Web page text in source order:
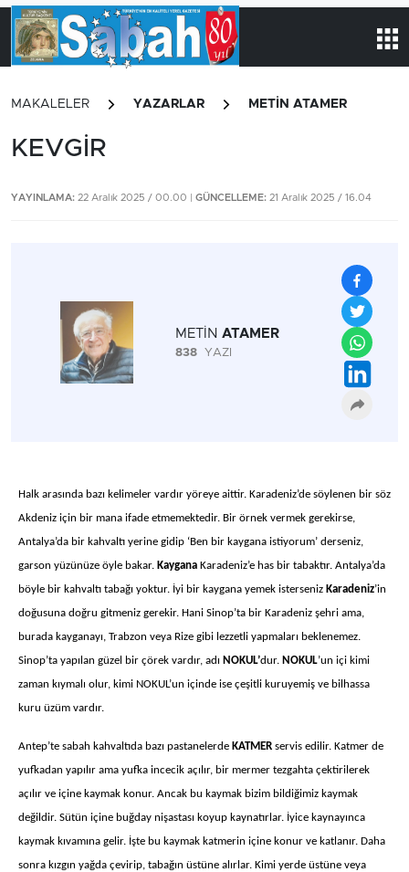
MAKALELER YAZARLAR METİN ATAMER
KEVGİR
YAYINLAMA: 22 Aralık 2025 / 00.00 | GÜNCELLEME: 21 Aralık 2025 / 16.04
METİN ATAMER
838 YAZI
Halk arasında bazı kelimeler vardır yöreye aittir. Karadeniz’de söylenen bir söz
Akdeniz için bir mana ifade etmemektedir. Bir örnek vermek gerekirse,
Antalya’da bir kahvaltı yerine gidip ‘Ben bir kaygana istiyorum’ derseniz,
garson yüzünüze öyle bakar. Kaygana Karadeniz’e has bir tabaktır. Antalya’da
böyle bir kahvaltı tabağı yoktur. İyi bir kaygana yemek isterseniz Karadeniz’in
doğusuna doğru gitmeniz gerekir. Hani Sinop’ta bir Karadeniz şehri ama,
burada kayganayı, Trabzon veya Rize gibi lezzetli yapmaları beklenemez.
Sinop’ta yapılan güzel bir çörek vardır, adı NOKUL’dur. NOKUL’un içi kimi
zaman kıymalı olur, kimi NOKUL’un içinde ise çeşitli kuruyemiş ve bilhassa
kuru üzüm vardır.
Antep’te sabah kahvaltıda bazı pastanelerde KATMER servis edilir. Katmer de
yufkadan yapılır ama yufka incecik açılır, bir mermer tezgahta çektirilerek
açılır ve içine kaymak konur. Ancak bu kaymak bizim bildiğimiz kaymak
değildir. Sütün içine buğday nişastası koyup kaynatırlar. İyice kaynayınca
kaymak kıvamına gelir. İşte bu kaymak katmerin içine konur ve katlanır. Daha
sonra kızgın yağda çevirip, tabağın üstüne alırlar. Kimi yerde üstüne veya